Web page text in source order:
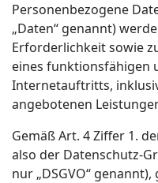
Personenbezogene
„Daten“ genannt)
Erforderlichkeit sowie
eines funktionsfähigen
Internetauftritts,
angebotenen
Gemäß Art. 4 Ziffer 1.
also der Datenschutz-
nur „DSGVO“